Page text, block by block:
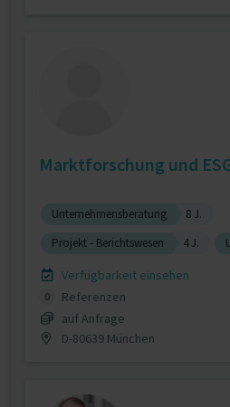
Marktforschung und
Unternehmensberatung
8 J.
Projekt - Berichtswesen
4 J.
Verfügbarkeit einsehen
0
Referenzen
auf Anfrage
D-80639 München